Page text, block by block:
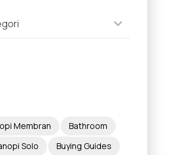
Membran
Bathroom
Solo
Buying Guides